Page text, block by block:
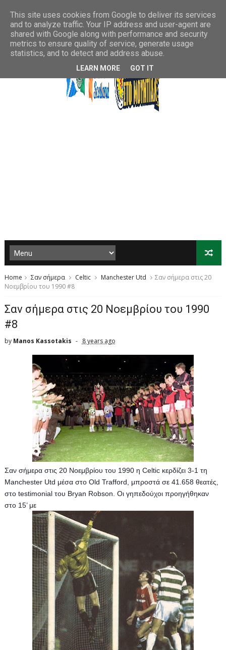
Home Σαν σήμερα Celtic Manchester Utd
Σαν σήμερα στις 20
Νοεμβρίου του 1990 #8
Σαν σήμερα στις 20 Νοεμβρίου του 1990
#8
by Manos Kassotakis 8 years ago
Σαν σήμερα στις 20 Νοεμβρίου του 1990 η Celtic κερδίζει 3-1 τη
Manchester Utd μέσα στο Old Trafford, μπροστά σε 41.658 θεατές,
στο testimonial του Bryan Robson. Οι γηπεδούχοι προηγήθηκαν
στο 15’ με
This site uses cookies from Google to deliver its services
and to analyze traffic. Your IP address and user-agent are
shared with Google along with performance and security
metrics to ensure quality of service, generate usage
statistics, and to detect and address abuse.
LEARN MORE GOT IT